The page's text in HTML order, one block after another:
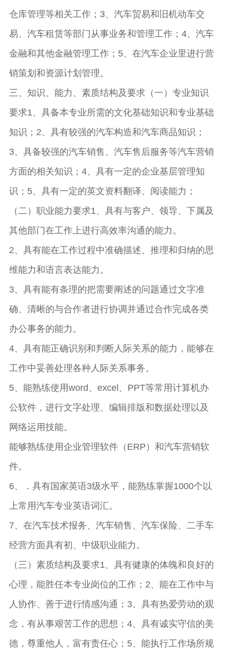
仓库管理等相关工作；3、汽车贸易和旧机动车交
易、汽车租赁等部门从事业务和管理工作；4、汽车
金融和其他金融管理工作；5、在汽车企业里进行营
销策划和资源计划管理。
三、知识、能力、素质结构及要求（一）专业知识
要求1、具备本专业所需的文化基础知识和专业基础
知识；2、具有较强的汽车构造和汽车商品知识；
3、具备较强的汽车销售、汽车售后服务等汽车营销
方面的相关知识；4、具有一定的企业基层管理知
识；5、具有一定的英文资料翻译、阅读能力；
（二）职业能力要求1、具有与客户、领导、下属及
其他部门在工作上进行高效率沟通的能力。
2、具有能在工作过程中准确描述、推理和归纳的思
维能力和语言表达能力。
3、具有能有条理的把需要阐述的问题通过文字准
确、清晰的与合作者进行协调并通过合作完成各类
办公事务的能力。
4、具有能正确识别和判断人际关系的能力，能够在
工作中妥善处理各种人际关系事务。
5、能熟练使用word、excel、PPT等常用计算机办
公软件，进行文字处理、编辑排版和数据处理以及
网络运用技能。
能够熟练使用企业管理软件（ERP）和汽车营销软
件。
6、．具有国家英语3级水平，能熟练掌握1000个以
上常用汽车专业英语词汇。
7、在汽车技术报务、汽车销售、汽车保险、二手车
经营方面具有初、中级职业能力。
（三）素质结构及要求1、具有健康的体魄和良好的
心理，能胜任本专业岗位的工作；2、能在工作中与
人协作、善于进行情感沟通；3、具有热爱劳动的观
念，有从事艰苦工作的思想；4、具有诚实守信的美
德，尊重他人，富有责任心；5、能执行工作场所规